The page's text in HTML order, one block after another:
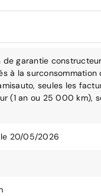
garantie
à la
seules les
(1 an ou 25 000 km),
20/05/2026